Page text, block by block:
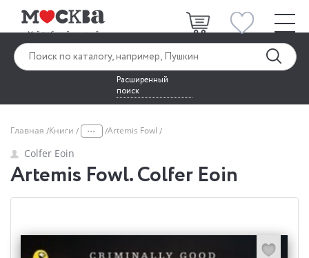
Расширенный
поиск
Главная Книги ... Artemis Fowl
Colfer Eoin
Artemis Fowl. Colfer Eoin